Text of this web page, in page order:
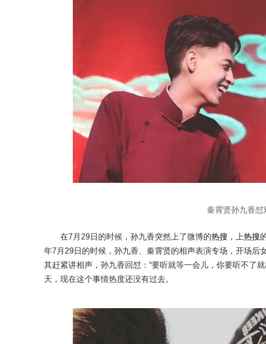
秦霄贤孙九香怼
在7月29日的时候，孙九香突然上了微博的热搜 ，上热搜
年7月29日的时候，孙九香、秦霄贤的相声表演专场，开场后
其赶紧讲相声，孙九香回怼：“要听就等一会儿，你要听不了
天，现在这个事情热度还没有过去。